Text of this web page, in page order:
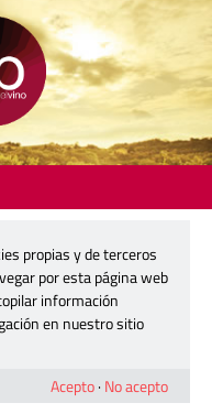
Comunitat
cerca de 100
de
propias y de terceros
por esta página web
información
en nuestro sitio
Acepto· No acepto